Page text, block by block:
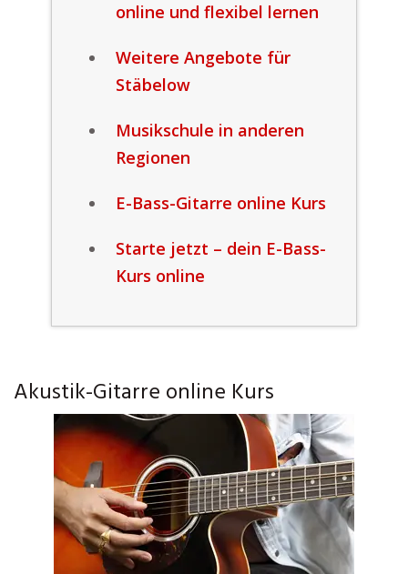
online und flexibel lernen
Weitere Angebote für
Stäbelow
Musikschule in anderen
Regionen
E-Bass-Gitarre online Kurs
Starte jetzt – dein E-Bass-
Kurs online
Akustik-Gitarre online Kurs